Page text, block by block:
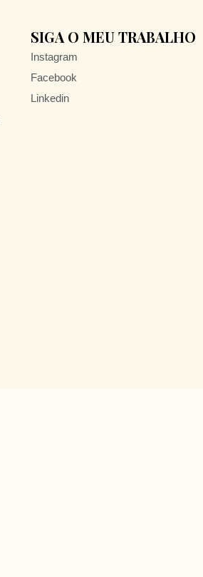
SIGA O MEU TRABALHO
Instagram
Facebook
Linkedin